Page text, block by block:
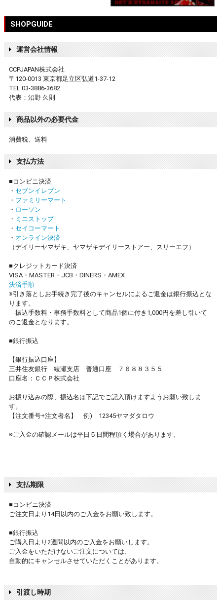
SHOPGUIDE
運営会社情報
CCPJAPAN株式会社
〒120-0013 東京都足立区弘道1-37-12
TEL:03-3886-3682
代表：沼野 久則
商品以外の必要代金
消費税、送料
支払方法
■コンビニ決済
・ セブンイレブン
・ ファミリーマート
・ ローソン
・ ミニストップ
・ セイコーマート
・ オンライン決済
（デイリーヤマザキ、ヤマザキデイリーストアー、スリーエフ）
■クレジットカード決済
VISA・MASTER・JCB・DINERS・AMEX
決済手順
※引き落としお手続き完了後のキャンセルによるご返金は銀行振込とな
ります。
振込手数料・事務手数料として商品1個に付き1,000円を差し引いて
のご返金となります。
■銀行振込
【銀行振込口座】
三井住友銀行 綾瀬支店 普通口座 ７６８８３５５
口座名：ＣＣＰ株式会社
お振り込みの際、振込名は下記でご記入頂けますようお願い致しま
す。
【注文番号+注文者名】 例) 12345ヤマダタロウ
※ご入金の確認メールは平日５日間程頂く場合があります。
支払期限
■コンビニ決済
ご注文日より14日以内のご入金をお願い致します。
■銀行振込
ご購入日より2週間以内のご入金をお願いします。
ご入金をいただけないご注文については、
自動的にキャンセルさせていただくことがあります。
引渡し時期